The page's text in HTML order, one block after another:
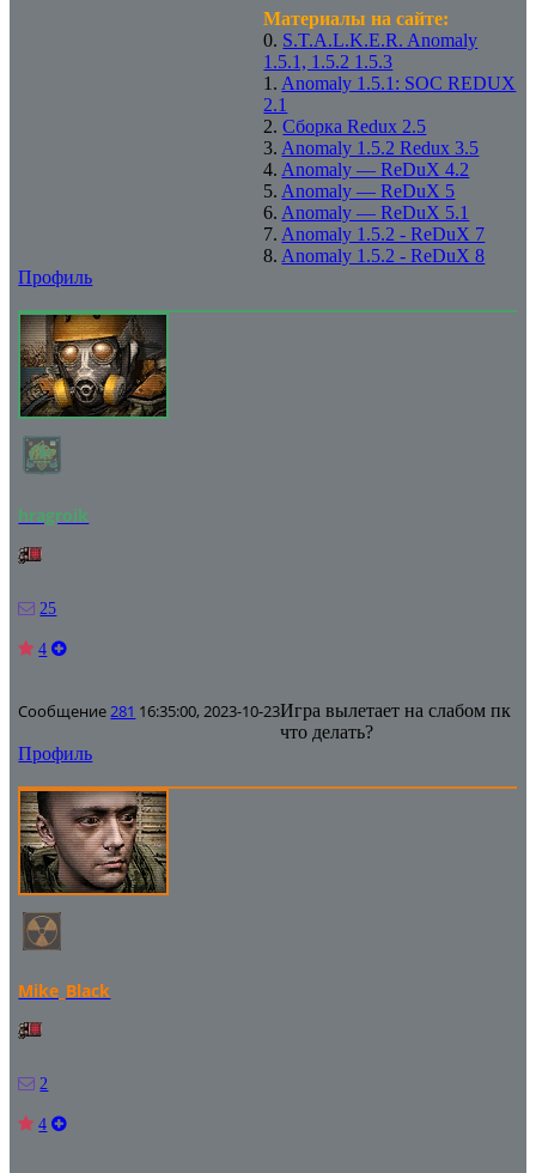
Материалы на сайте:
0. S.T.A.L.K.E.R. Anomaly
1.5.1, 1.5.2 1.5.3
1. Anomaly 1.5.1: SOC REDUX
2.1
2.Сборка Redux 2.5
3. Anomaly 1.5.2 Redux 3.5
4. Anomaly — ReDuX 4.2
5. Anomaly — ReDuX 5
6. Anomaly — ReDuX 5.1
7. Anomaly 1.5.2 - ReDuX 7
8. Anomaly 1.5.2 - ReDuX 8
Профиль
hragroik
25
4
Сообщение281 16:35:00, 2023-10-23Игра вылетает на слабом пк
что делать?
Профиль
Mike_Black
2
4